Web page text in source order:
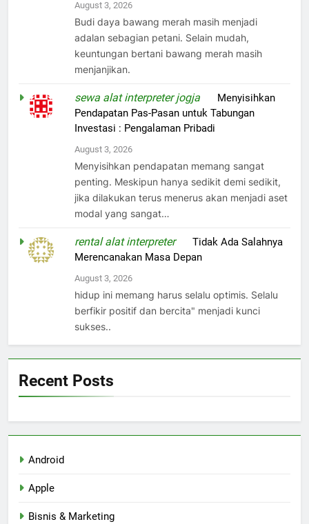
August 3, 2026
Budi daya bawang merah masih menjadi
adalan sebagian petani. Selain mudah,
keuntungan bertani bawang merah masih
menjanjikan.
sewa alat interpreter jogja
Menyisihkan
Pendapatan Pas-Pasan untuk Tabungan
Investasi : Pengalaman Pribadi
August 3, 2026
Menyisihkan pendapatan memang sangat
penting. Meskipun hanya sedikit demi sedikit,
jika dilakukan terus menerus akan menjadi aset
modal yang sangat…
rental alat interpreteronTidak Ada Salahnya
Merencanakan Masa Depan
August 3, 2026
hidup ini memang harus selalu optimis. Selalu
berfikir positif dan bercita" menjadi kunci
sukses..
Recent Posts
Android
Apple
Bisnis & Marketing